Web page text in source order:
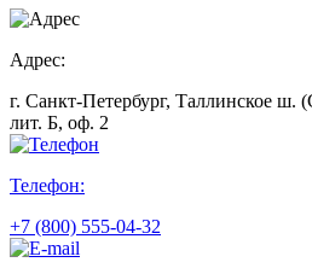
Адрес:
г. Санкт-Петербург, Таллинское ш.
лит. Б, оф. 2
Телефон:
+7 (800) 555-04-32